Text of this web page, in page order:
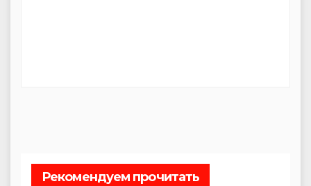
Рекомендуем прочитать